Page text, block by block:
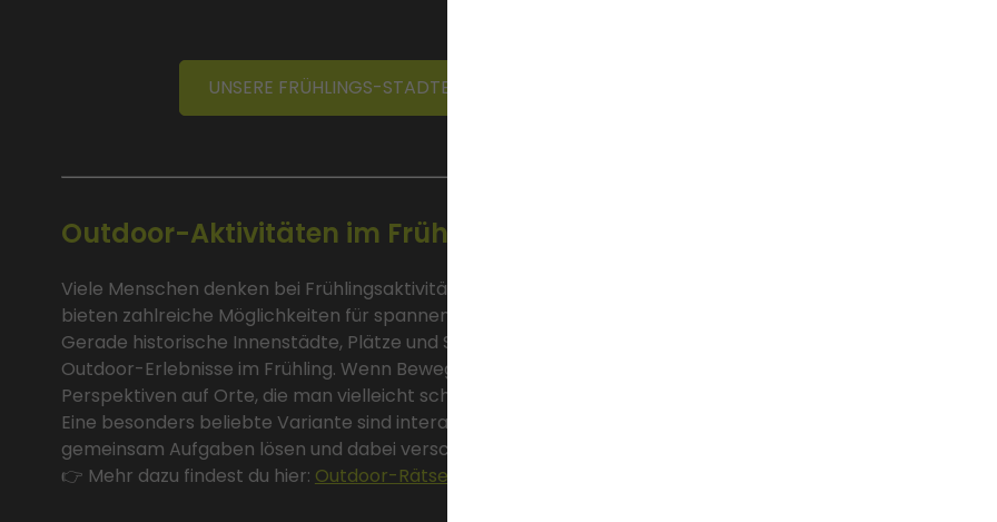
UNSERE FRÜHLINGS-STADTERKUNDUNGSPROGRAMME FINDEN SIE HIER
Outdoor-Aktivitäten im Frühling in der Stadt erleben
Viele Menschen denken bei Frühlingsaktivitäten zuerst an Natur oder Wanderungen. Doch auch Städte
bieten zahlreiche Möglichkeiten für spannende Aktivitäten im Freien.
Gerade historische Innenstädte, Plätze und Sehenswürdigkeiten eignen sich hervorragend für aktive
Outdoor-Erlebnisse im Frühling. Wenn Bewegung mit Entdeckung kombiniert wird, entstehen neue
Perspektiven auf Orte, die man vielleicht schon oft gesehen hat.
Eine besonders beliebte Variante sind interaktive Rätselspiele in der Stadt, bei denen Teams
gemeinsam Aufgaben lösen und dabei verschiedene Orte entdecken.
👉 Mehr dazu findest du hier: Outdoor-Rätselspiele entdecken